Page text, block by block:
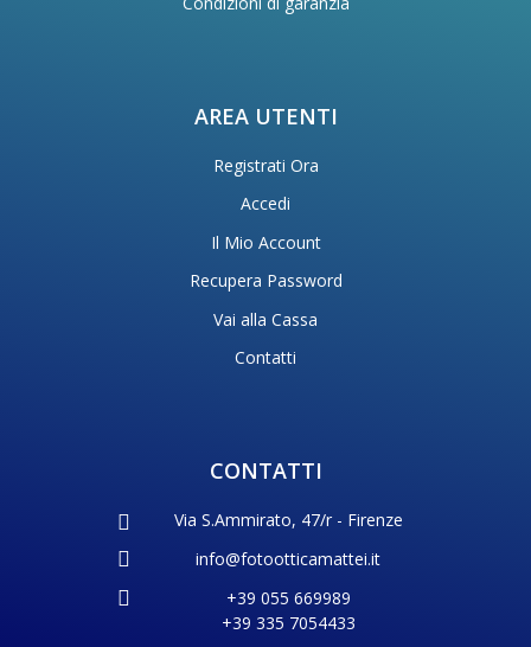
AREA UTENTI
Registrati Ora
Accedi
Il Mio Account
Recupera Password
Vai alla Cassa
Contatti
CONTATTI
Via S.Ammirato, 47/r - Firenze
info@fotootticamattei.it
+39 055 669989
+39 335 7054433